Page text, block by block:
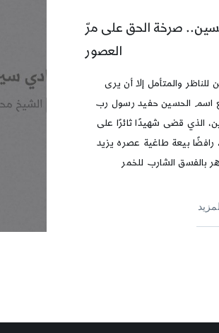
صرخة الحق على مرّ
العصور
للناظر والمتأمل إلا أن يرى
اسم الحسين حفيد رسول رب
الذي قضى شهيدًا ثائرًا على
رافضًا بيعة طاغية عصره يزيد
بالفسق الشارب للخمر